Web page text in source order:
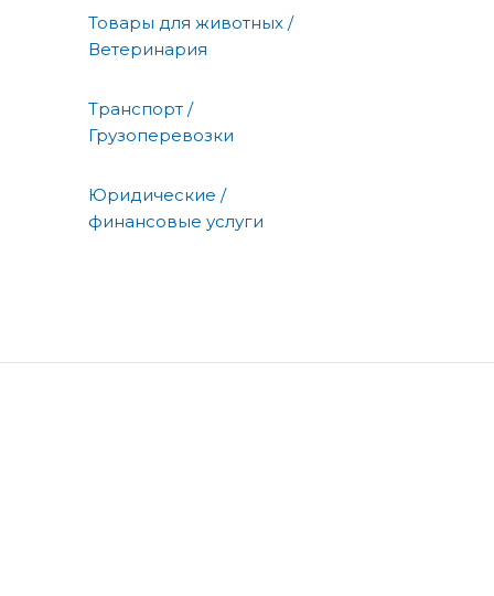
Товары для животных /
Ветеринария
Транспорт /
Грузоперевозки
Юридические /
финансовые услуги